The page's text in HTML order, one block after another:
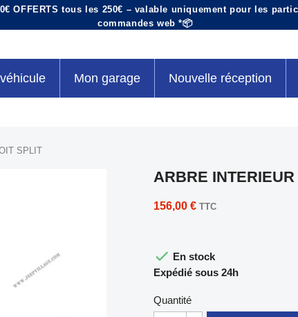
OFFERTS tous les 250€ – valable uniquement pour les
commandes web *📦
Mon garage Nouvelle réception
SPLIT
ARBRE
156,00 € TTC
 En stock
Expédié sous 24h
Quantité